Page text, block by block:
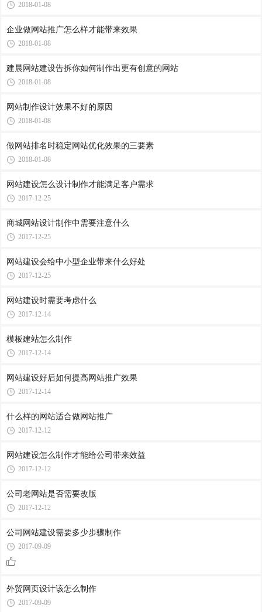
2018-01-08
企业做网站推广怎么样才能带来效果
2018-01-08
建晨网站建设告拆你如何制作出更有创意的网站
2018-01-08
网站制作设计效果不好的原因
2018-01-08
做网站排名时稳定网站优化效果的三要素
2018-01-08
网站建设怎么设计制作才能满足客户需求
2017-12-25
商城网站设计制作中需要注意什么
2017-12-25
网站建设会给中小型企业带来什么好处
2017-12-25
网站建设时需要考虑什么
2017-12-14
模板建站怎么制作
2017-12-14
网站建设好后如何提高网站推广效果
2017-12-14
什么样的网站适合做网站推广
2017-12-12
网站建设怎么制作才能给公司带来效益
2017-12-12
公司老网站是否需要改版
2017-12-12
公司网站建设需要多少步骤制作
2017-09-09
外贸网页设计该怎么制作
2017-09-09